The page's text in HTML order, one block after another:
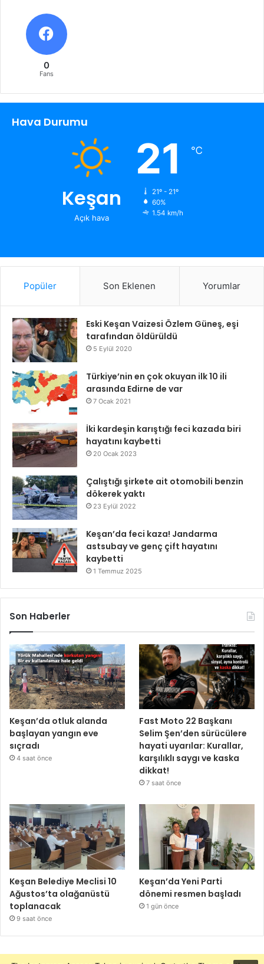
0
Fans
Hava Durumu
Keşan
Açık hava
21 ℃
21º - 21º
60%
1.54 km/h
Popüler Son Eklenen Yorumlar
Eski Keşan Vaizesi Özlem Güneş, eşi
tarafından öldürüldü
5 Eylül 2020
Türkiye’nin en çok okuyan ilk 10 ili
arasında Edirne de var
7 Ocak 2021
İki kardeşin karıştığı feci kazada biri
hayatını kaybetti
20 Ocak 2023
Çalıştığı şirkete ait otomobili benzin
dökerek yaktı
23 Eylül 2022
Keşan’da feci kaza! Jandarma
astsubay ve genç çift hayatını
kaybetti
1 Temmuz 2025
Son Haberler
Keşan’da otluk alanda
başlayan yangın eve
sıçradı
4 saat önce
Fast Moto 22 Başkanı
Selim Şen’den sürücülere
hayati uyarılar: Kurallar,
karşılıklı saygı ve kaska
dikkat!
7 saat önce
Keşan Belediye Meclisi 10
Ağustos’ta olağanüstü
toplanacak
9 saat önce
Keşan’da Yeni Parti
dönemi resmen başladı
1 gün önce